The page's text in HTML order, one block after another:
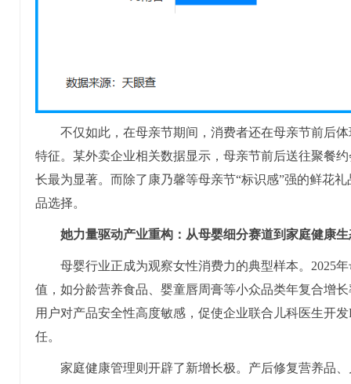
不仅如此，在母亲节期间，消费者还在母亲节前后
特征。某外卖企业相关数据显示，母亲节前后送往聚餐
长最为显著。而除了康乃馨等母亲节“标识感”强的鲜花
品选择。
她力量驱动产业重构：从母婴细分赛道到家庭健康生
母婴行业正成为观察女性消费力的典型样本。2025
值，如分龄营养食品、婴童唇周膏等小众品类年复合增
用户对产品安全性高度敏感，促使企业联合儿科医生开
任。
家庭健康管理则开辟了新增长极。产后修复营养品